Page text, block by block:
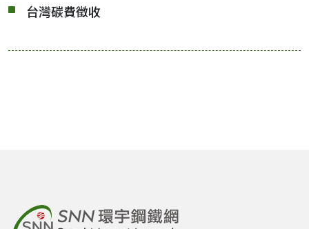
台灣碳費徵收